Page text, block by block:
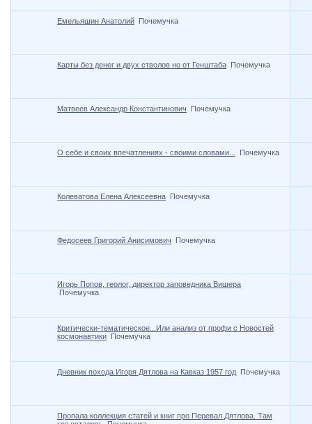
Емельяшин Анатолий Почемучка
Карты без денег и двух стволов но от Генштаба Почемучка
Матвеев Александр Константинович Почемучка
О себе и своих впечатлениях - своими словами... Почемучка
Колеватова Елена Алексеевна Почемучка
Федосеев Григорий Анисимович Почемучка
Игорь Попов, геолог, директор заповедника Вишера
Почемучка
Критически-тематическое...Или анализ от профи с Новостей
космонавтики Почемучка
Дневник похода Игоря Дятлова на Кавказ 1957 год Почемучка
Пропала коллекция статей и книг про Перевал Дятлова. Там